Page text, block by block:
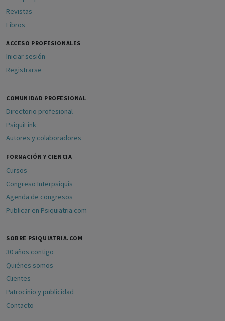
Revistas
Libros
ACCESO PROFESIONALES
Iniciar sesión
Registrarse
COMUNIDAD PROFESIONAL
Directorio profesional
PsiquiLink
Autores y colaboradores
FORMACIÓN Y CIENCIA
Cursos
Congreso Interpsiquis
Agenda de congresos
Publicar en Psiquiatria.com
SOBRE PSIQUIATRIA.COM
30 años contigo
Quiénes somos
Clientes
Patrocinio y publicidad
Contacto